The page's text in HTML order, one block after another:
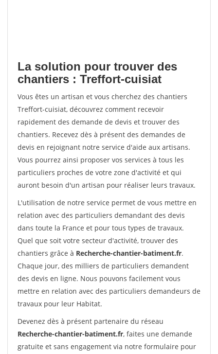
La solution pour trouver des
chantiers : Treffort-cuisiat
Vous êtes un artisan et vous cherchez des chantiers
Treffort-cuisiat, découvrez comment recevoir
rapidement des demande de devis et trouver des
chantiers. Recevez dès à présent des demandes de
devis en rejoignant notre service d'aide aux artisans.
Vous pourrez ainsi proposer vos services à tous les
particuliers proches de votre zone d'activité et qui
auront besoin d'un artisan pour réaliser leurs travaux.
L'utilisation de notre service permet de vous mettre en
relation avec des particuliers demandant des devis
dans toute la France et pour tous types de travaux.
Quel que soit votre secteur d'activité, trouver des
chantiers grâce à Recherche-chantier-batiment.fr.
Chaque jour, des milliers de particuliers demandent
des devis en ligne. Nous pouvons facilement vous
mettre en relation avec des particuliers demandeurs de
travaux pour leur Habitat.
Devenez dès à présent partenaire du réseau
Recherche-chantier-batiment.fr, faites une demande
gratuite et sans engagement via notre formulaire pour